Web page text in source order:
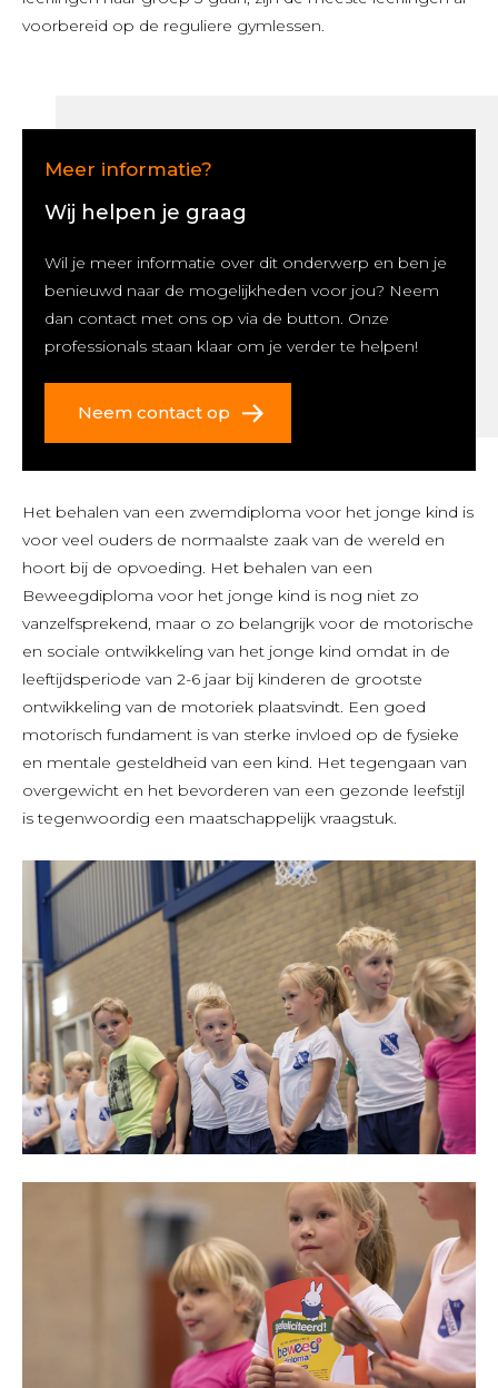
voorbereid op de reguliere gymlessen.
Meer informatie?
Wij helpen je graag
Wil je meer informatie over dit onderwerp en ben je
benieuwd naar de mogelijkheden voor jou? Neem
dan contact met ons op via de button. Onze
professionals staan klaar om je verder te helpen!
Neem contact op
Het behalen van een zwemdiploma voor het jonge kind is
voor veel ouders de normaalste zaak van de wereld en
hoort bij de opvoeding. Het behalen van een
Beweegdiploma voor het jonge kind is nog niet zo
vanzelfsprekend, maar o zo belangrijk voor de motorische
en sociale ontwikkeling van het jonge kind omdat in de
leeftijdsperiode van 2-6 jaar bij kinderen de grootste
ontwikkeling van de motoriek plaatsvindt. Een goed
motorisch fundament is van sterke invloed op de fysieke
en mentale gesteldheid van een kind. Het tegengaan van
overgewicht en het bevorderen van een gezonde leefstijl
is tegenwoordig een maatschappelijk vraagstuk.